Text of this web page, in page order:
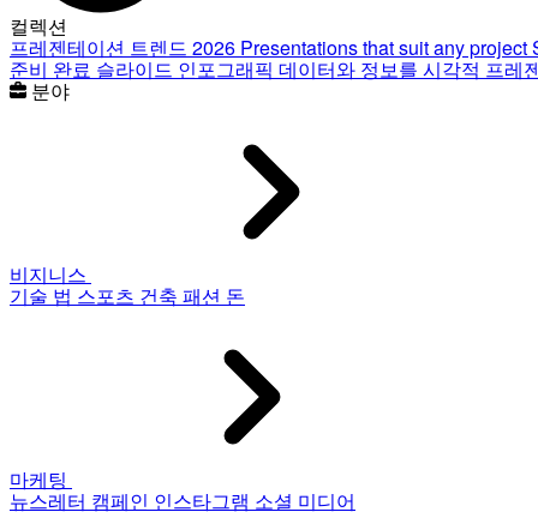
컬렉션
프레젠테이션 트렌드 2026 Presentations that suit any project
준비 완료 슬라이드 인포그래픽 데이터와 정보를 시각적 프레
분야
비지니스
기술 법 스포츠 건축 패션 돈
마케팅
뉴스레터 캠페인 인스타그램 소셜 미디어